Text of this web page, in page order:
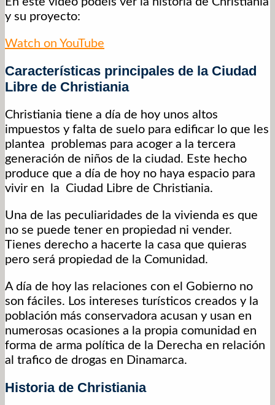
y su proyecto:
Watch on YouTube
Características principales de la Ciudad
Libre de Christiania
Christiania tiene a día de hoy unos altos
impuestos y falta de suelo para edificar lo que les
plantea problemas para acoger a la tercera
generación de niños de la ciudad. Este hecho
produce que a día de hoy no haya espacio para
vivir en la Ciudad Libre de Christiania.
Una de las peculiaridades de la vivienda es que
no se puede tener en propiedad ni vender.
Tienes derecho a hacerte la casa que quieras
pero será propiedad de la Comunidad.
A día de hoy las relaciones con el Gobierno no
son fáciles. Los intereses turísticos creados y la
población más conservadora acusan y usan en
numerosas ocasiones a la propia comunidad en
forma de arma política de la Derecha en relación
al trafico de drogas en Dinamarca.
Historia de Christiania